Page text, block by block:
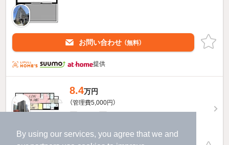
By using our services, you agree that we and
お問い合わせ （無料）
提供
8.4万円
（管理費5,000円）
11階 / 1LDK / 28.13㎡